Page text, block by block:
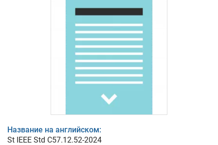
Название на английском:
St IEEE Std C57.12.52-2024